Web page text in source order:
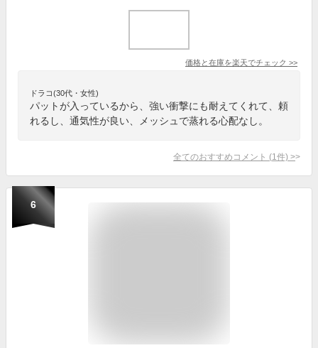
価格と在庫を楽天でチェック >>
ドラコ(30代・女性)
パットが入っているから、強い衝撃にも耐えてくれて、頼
れるし、通気性が良い、メッシュで蒸れる心配なし。
全てのおすすめコメント (1 件) >
6